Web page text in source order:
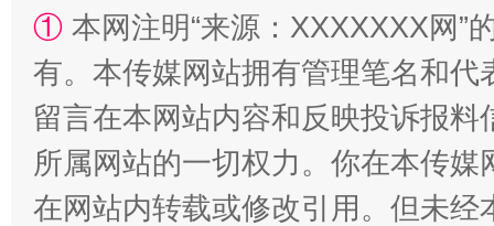
阿坝州三大球赛在茂县开幕 规模
① 本网注明“来源：XXXXXXX网”
有。本传媒网站拥有管理笔名和
留言在本网站内容和反映投诉报
所属网站的一切权力。你在本传
在网站内转载或修改引用。但未